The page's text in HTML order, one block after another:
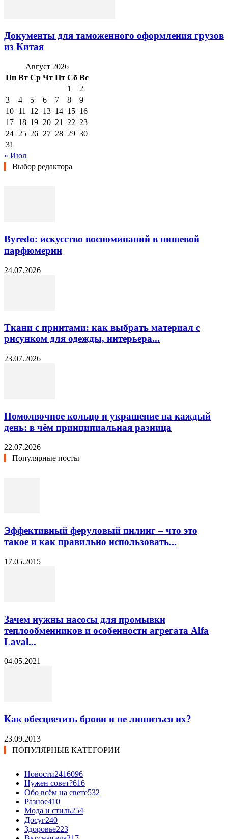
Документы для таможенного оформления грузов
из Китая
Август 2026
Пн Вт Ср Чт Пт Сб Вс
1
2
3
4 5 6 7 8
9
10 11 12 13 14 15 16
17 18 19 20 21 22 23
24 25 26 27 28 29 30
31
« Июл
Выбор редактора
Byredo: искусство воспоминаний в нишевой
парфюмерии
24.07.2026
Ткани с принтами: как выбрать материал с
рисунком для одежды, интерьера...
23.07.2026
Помолвочное кольцо и украшение на каждый
день: в чём принципиальная разница
22.07.2026
Популярные посты
Эффективный феруловый пилинг – что это
такое и как правильно использовать...
17.05.2015
Зачем нужны насосы для промывки
теплообменников и особенности агрегата Alfa
Laval...
04.05.2021
Как обесцветить брови и не лишиться их?
23.09.2013
ПОПУЛЯРНЫЕ КАТЕГОРИИ
Новости2416096
Нужен совет?616
Обо всём на свете532
Разное410
Мода и стиль254
Досуг240
Здоровье223